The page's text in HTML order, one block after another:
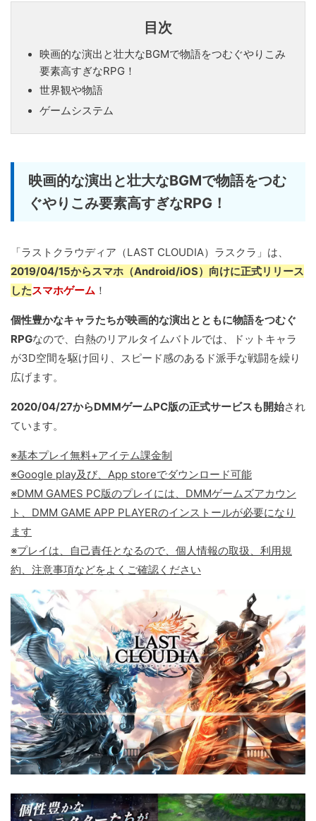
目次
映画的な演出と壮大なBGMで物語をつむぐやりこみ
要素高すぎなRPG！
世界観や物語
ゲームシステム
映画的な演出と壮大なBGMで物語をつむ
ぐやりこみ要素高すぎなRPG！
「ラストクラウディア（LAST CLOUDIA）ラスクラ」は、
2019/04/15からスマホ（Android/iOS）向けに正式リリース
したスマホゲーム ！
個性豊かなキャラたちが映画的な演出とともに物語をつむぐ
RPGなので、白熱のリアルタイムバトルでは、ドットキャラ
が3D空間を駆け回り、スピード感のあるド派手な戦闘を繰り
広げます。
2020/04/27からDMMゲームPC版の正式サービスも開始され
ています。
※基本プレイ無料+アイテム課金制
※Google play及び、App storeでダウンロード可能
※DMM GAMES PC版のプレイには、DMMゲームズアカウン
ト、DMM GAME APP PLAYERのインストールが必要になり
ます
※プレイは、自己責任となるので、個人情報の取扱、利用規
約、注意事項などをよくご確認ください